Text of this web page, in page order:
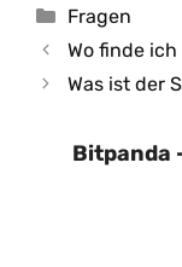
Kategorien
Fragen
Wo finde
Was ist der
Bitpanda